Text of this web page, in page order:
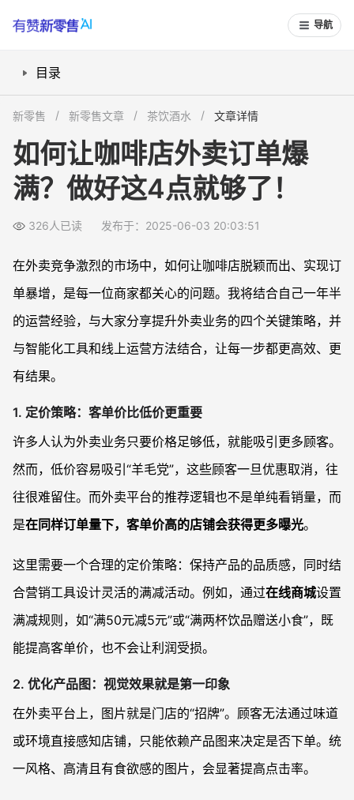
导航
目录
3. 设置引流品：快速锁定顾客下单决策
4. 复购率是关键：稳定出品+快速更新
新零售 新零售文章 茶饮酒水 文章详情
如何让咖啡店外卖订单爆
满？做好这4点就够了！
326人已读 发布于：2025-06-03 20:03:51
在外卖竞争激烈的市场中，如何让咖啡店脱颖而出、实现订
单暴增，是每一位商家都关心的问题。我将结合自己一年半
的运营经验，与大家分享提升外卖业务的四个关键策略，并
与智能化工具和线上运营方法结合，让每一步都更高效、更
有结果。
1. 定价策略：客单价比低价更重要
许多人认为外卖业务只要价格足够低，就能吸引更多顾客。
然而，低价容易吸引“羊毛党”，这些顾客一旦优惠取消，往
往很难留住。而外卖平台的推荐逻辑也不是单纯看销量，而
是在同样订单量下，客单价高的店铺会获得更多曝光。
这里需要一个合理的定价策略：保持产品的品质感，同时结
合营销工具设计灵活的满减活动。例如，通过在线商城设置
满减规则，如“满50元减5元”或“满两杯饮品赠送小食”，既
能提高客单价，也不会让利润受损。
2. 优化产品图：视觉效果就是第一印象
在外卖平台上，图片就是门店的“招牌”。顾客无法通过味道
或环境直接感知店铺，只能依赖产品图来决定是否下单。统
一风格、高清且有食欲感的图片，会显著提高点击率。